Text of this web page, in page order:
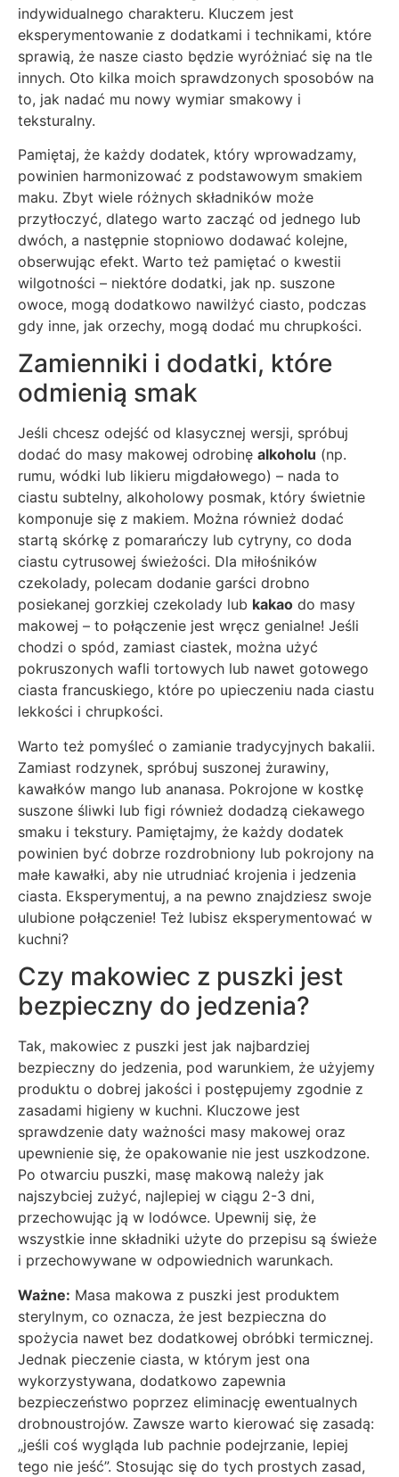
indywidualnego charakteru. Kluczem jest
eksperymentowanie z dodatkami i technikami, które
sprawią, że nasze ciasto będzie wyróżniać się na tle
innych. Oto kilka moich sprawdzonych sposobów na
to, jak nadać mu nowy wymiar smakowy i
teksturalny.
Pamiętaj, że każdy dodatek, który wprowadzamy,
powinien harmonizować z podstawowym smakiem
maku. Zbyt wiele różnych składników może
przytłoczyć, dlatego warto zacząć od jednego lub
dwóch, a następnie stopniowo dodawać kolejne,
obserwując efekt. Warto też pamiętać o kwestii
wilgotności – niektóre dodatki, jak np. suszone
owoce, mogą dodatkowo nawilżyć ciasto, podczas
gdy inne, jak orzechy, mogą dodać mu chrupkości.
Zamienniki i dodatki, które
odmienią smak
Jeśli chcesz odejść od klasycznej wersji, spróbuj
dodać do masy makowej odrobinę alkoholu (np.
rumu, wódki lub likieru migdałowego) – nada to
ciastu subtelny, alkoholowy posmak, który świetnie
komponuje się z makiem. Można również dodać
startą skórkę z pomarańczy lub cytryny, co doda
ciastu cytrusowej świeżości. Dla miłośników
czekolady, polecam dodanie garści drobno
posiekanej gorzkiej czekolady lub kakao do masy
makowej – to połączenie jest wręcz genialne! Jeśli
chodzi o spód, zamiast ciastek, można użyć
pokruszonych wafli tortowych lub nawet gotowego
ciasta francuskiego, które po upieczeniu nada ciastu
lekkości i chrupkości.
Warto też pomyśleć o zamianie tradycyjnych bakalii.
Zamiast rodzynek, spróbuj suszonej żurawiny,
kawałków mango lub ananasa. Pokrojone w kostkę
suszone śliwki lub figi również dodadzą ciekawego
smaku i tekstury. Pamiętajmy, że każdy dodatek
powinien być dobrze rozdrobniony lub pokrojony na
małe kawałki, aby nie utrudniać krojenia i jedzenia
ciasta. Eksperymentuj, a na pewno znajdziesz swoje
ulubione połączenie! Też lubisz eksperymentować w
kuchni?
Czy makowiec z puszki jest
bezpieczny do jedzenia?
Tak, makowiec z puszki jest jak najbardziej
bezpieczny do jedzenia, pod warunkiem, że użyjemy
produktu o dobrej jakości i postępujemy zgodnie z
zasadami higieny w kuchni. Kluczowe jest
sprawdzenie daty ważności masy makowej oraz
upewnienie się, że opakowanie nie jest uszkodzone.
Po otwarciu puszki, masę makową należy jak
najszybciej zużyć, najlepiej w ciągu 2-3 dni,
przechowując ją w lodówce. Upewnij się, że
wszystkie inne składniki użyte do przepisu są świeże
i przechowywane w odpowiednich warunkach.
Ważne: Masa makowa z puszki jest produktem
sterylnym, co oznacza, że jest bezpieczna do
spożycia nawet bez dodatkowej obróbki termicznej.
Jednak pieczenie ciasta, w którym jest ona
wykorzystywana, dodatkowo zapewnia
bezpieczeństwo poprzez eliminację ewentualnych
drobnoustrojów. Zawsze warto kierować się zasadą:
„jeśli coś wygląda lub pachnie podejrzanie, lepiej
tego nie jeść”. Stosując się do tych prostych zasad,